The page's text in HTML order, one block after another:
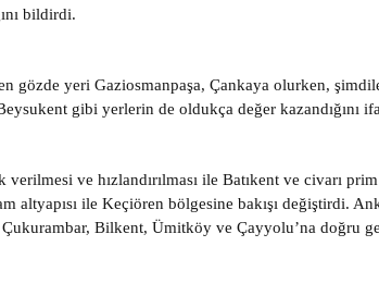
bildirdi.
gözde yeri Gaziosmanpaşa, Çankaya olurken,
gibi yerlerin de oldukça değer kazandığını
ve hızlandırılması ile Batıkent ve civarı prim
ile Keçiören bölgesine bakışı değiştirdi.
Bilkent, Ümitköy ve Çayyolu’na doğru